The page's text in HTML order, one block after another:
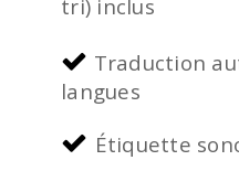
tri) inclus
Traduction
langues
Étiquette